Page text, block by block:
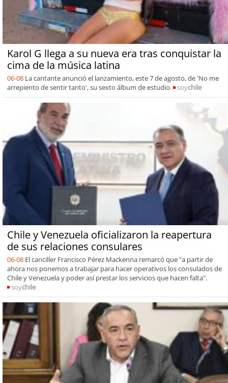
Karol G llega a su nueva era tras conquistar la
cima de la música latina
06-08 La cantante anunció el lanzamiento, este 7 de agosto, de 'No me
arrepiento de sentir tanto', su sexto álbum de estudio.
soychile
Chile y Venezuela oficializaron la reapertura
de sus relaciones consulares
06-08 El canciller Francisco Pérez Mackenna remarcó que "a partir de
ahora nos ponemos a trabajar para hacer operativos los consulados de
Chile y Venezuela y poder así prestar los servicios que hacen falta".
soychile